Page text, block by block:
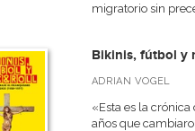
migratorio sin
Bikinis, fútbol y
ADRIAN VOGEL
«Esta es la crónica
años que